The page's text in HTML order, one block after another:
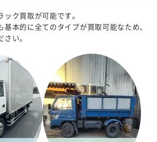
ク買取が可能です。
本的に全てのタイプが買取可能なため、
い。